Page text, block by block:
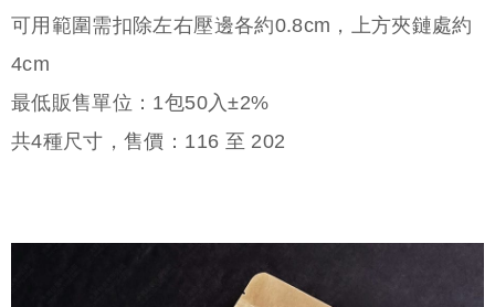
可用範圍需扣除左右壓邊各約0.8cm，上方夾鏈處約
4cm
最低販售單位：1包50入±2%
共4種尺寸，售價： 116 至 202